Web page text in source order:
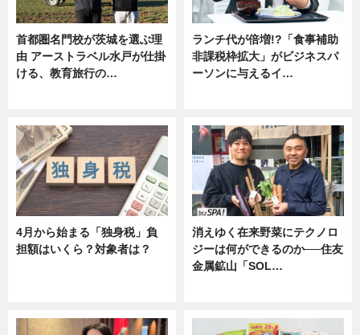
首都圏名門校が茨城を選ぶ理
由 アーストラベル水戸が仕掛
ける、教育旅行の…
ランチ代が倍増!?「食事補助
非課税枠拡大」がビジネスパ
ーソンに与えるイ…
4月から始まる「独身税」負
担額はいくら？対象者は？
消えゆく在来野菜にテクノロ
ジーは何ができるのか──住友
金属鉱山「SOL…